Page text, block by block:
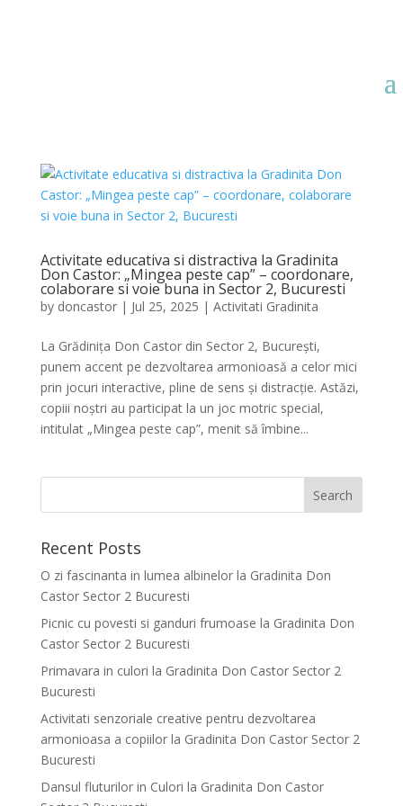
Activitate educativa si distractiva la Gradinita
Don Castor: „Mingea peste cap” – coordonare,
colaborare si voie buna in Sector 2, Bucuresti
by doncastor| Jul 25, 2025 | Activitati Gradinita
La Grădinița Don Castor din Sector 2, București,
punem accent pe dezvoltarea armonioasă a celor mici
prin jocuri interactive, pline de sens și distracție. Astăzi,
copiii noștri au participat la un joc motric special,
intitulat „Mingea peste cap”, menit să îmbine...
Recent Posts
O zi fascinanta in lumea albinelor la Gradinita Don
Castor Sector 2 Bucuresti
Picnic cu povesti si ganduri frumoase la Gradinita Don
Castor Sector 2 Bucuresti
Primavara in culori la Gradinita Don Castor Sector 2
Bucuresti
Activitati senzoriale creative pentru dezvoltarea
armonioasa a copiilor la Gradinita Don Castor Sector 2
Bucuresti
Dansul fluturilor in Culori la Gradinita Don Castor